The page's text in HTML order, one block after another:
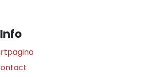
Info